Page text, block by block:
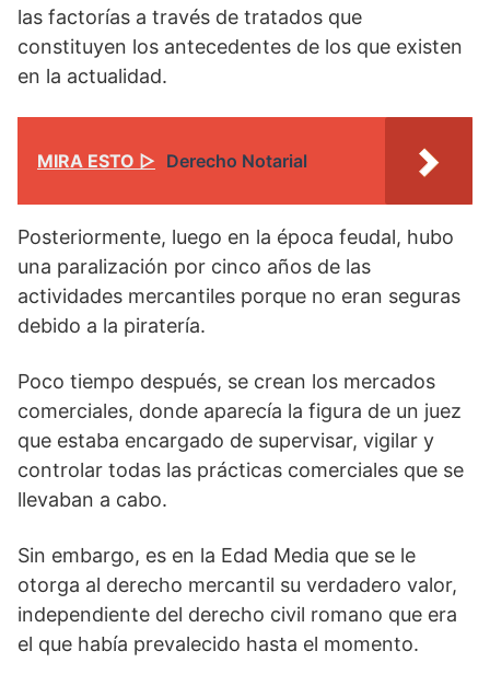
las factorías a través de tratados que
constituyen los antecedentes de los que existen
en la actualidad.
MIRA ESTO ▷ Derecho Notarial
Posteriormente, luego en la época feudal, hubo
una paralización por cinco años de las
actividades mercantiles porque no eran seguras
debido a la piratería.
Poco tiempo después, se crean los mercados
comerciales, donde aparecía la figura de un juez
que estaba encargado de supervisar, vigilar y
controlar todas las prácticas comerciales que se
llevaban a cabo.
Sin embargo, es en la Edad Media que se le
otorga al derecho mercantil su verdadero valor,
independiente del derecho civil romano que era
el que había prevalecido hasta el momento.